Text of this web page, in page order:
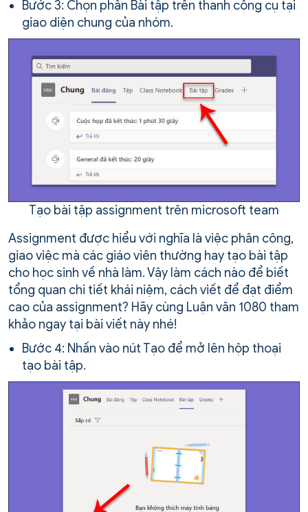
Bước 3: Chọn phần Bài tập trên thanh công cụ tại
giao diện chung của nhóm.
Tạo bài tập assignment trên microsoft team
Assignment được hiểu với nghĩa là việc phân công,
giao việc mà các giáo viên thường hay tạo bài tập
cho học sinh về nhà làm. Vậy làm cách nào để biết
tổng quan chi tiết khái niệm, cách viết để đạt điểm
cao của assignment? Hãy cùng Luận văn 1080 tham
khảo ngay tại bài viết này nhé!
Bước 4: Nhấn vào nút Tạo để mở lên hộp thoại
tạo bài tập.